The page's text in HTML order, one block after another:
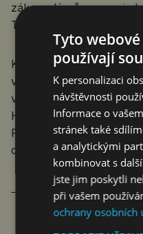
zákonodárců zprava i
To ale předpokládá
Každopádně se
vítězství levice či pravice
výdajů. A už dnes
HDP) se stane další
Politico – další
o zhroucení její
Tyto
používají
K personalizaci
návštěvnosti
Informace o
stránek také
a analytickými
kombinovat s
jste jim poskytli
při vašem
ochrany osobních